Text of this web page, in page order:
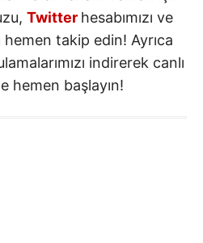
Twitter hesabımızı ve
hemen takip edin! Ayrıca
indirerek canlı
hemen başlayın!